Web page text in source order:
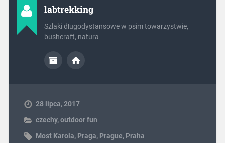
labtrekking
Szlaki długodystansowe w psim towarzystwie,
bushcraft, natura
28 lipca, 2017
czechy,outdoor fun
Most Karola, Praga, Prague, Praha